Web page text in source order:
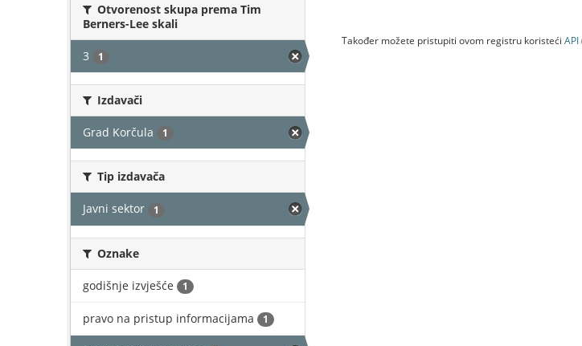
Otvorenost skupa prema Tim
Berners-Lee skali
3 1
Izdavači
Grad Korčula 1
Tip izdavača
Javni sektor 1
Oznake
godišnje izvješće 1
pravo na pristup informacijama 1
Također možete pristupiti ovom registru koristeći API